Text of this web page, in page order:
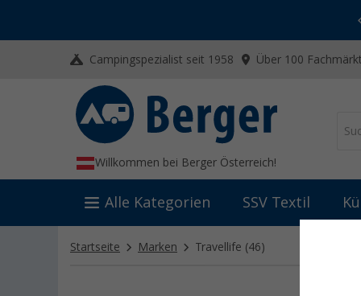
Campingspezialist seit 1958 Über 100
Willkommen bei Berger Österreich!
Alle Kategorien SSV Textil
Startseite Marken Travellife (46)